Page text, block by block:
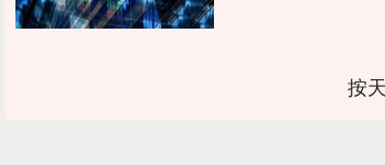
按